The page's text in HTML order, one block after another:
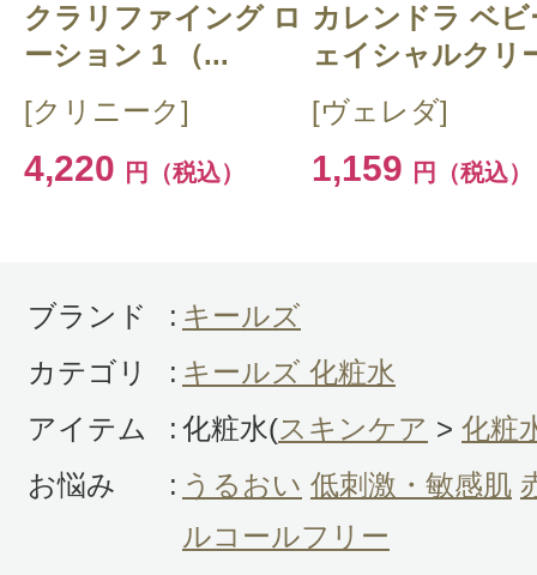
投稿日：2012年06月
MAKI 様／30代後半
うになってからできなくなりまし
は、乾燥肌気味なので、冬は適量つ
ない感があるので別にローション
クラリファイング ロ
ーション 1 （...
[クリニーク]
4,220 円（税込）
カレンドラ ベビ
ェイシャルクリ
[ヴェレダ]
1,159 円（税込）
ブランド : キールズ
カテゴリ
: キールズ 化粧水
アイテム
: 化粧水(スキンケア > 化粧
お悩み
: うるおい 低刺激・敏感肌
ルコールフリー